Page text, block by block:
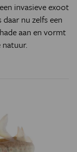
invasieve exoot
nu zelfs een
aan en vormt
natuur.